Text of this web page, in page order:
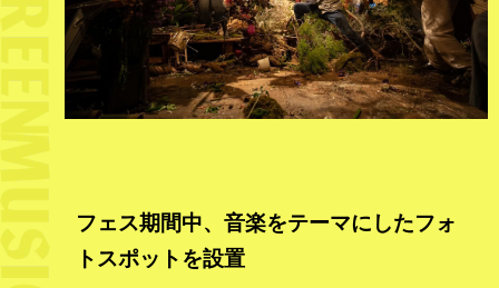
フェス期間中、音楽をテーマにしたフォ
トスポットを設置